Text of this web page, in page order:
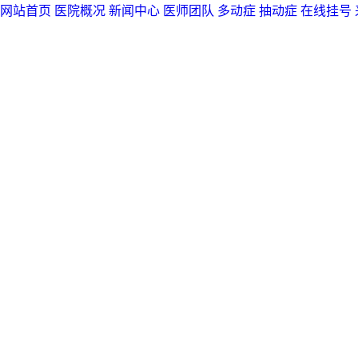
网站首页 医院概况 新闻中心 医师团队 多动症 抽动症 在线挂号